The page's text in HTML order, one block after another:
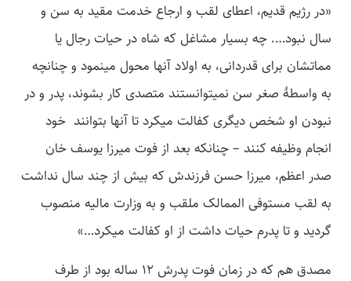
«در رژیم قدیم، اعطای لقب و ارجاع خدمت مقید به سن و
سال نبود…. چه بسیار مشاغل که شاه در حیات رجال یا
مماتشان برای قدردانی، به اولاد آنها محول می­نمود و چنانچه
به واسطۀ صغر سن نمی­توانستند متصدی کار بشوند، پدر و در
نبودن او شخص دیگری کفالت می­کرد تا آنها بتوانند خود
انجام وظیفه کنند – چنانکه بعد از فوت میرزا یوسف خان
صدر اعظم، میرزا حسن فرزندش که بیش از چند سال نداشت
به لقب مستوفی الممالک ملقب و به وزارت مالیه منصوب
گردید و تا پدرم حیات داشت از او کفالت می­کرد…»
مصدق هم که در زمان فوت پدرش 12 ساله بود از طرف